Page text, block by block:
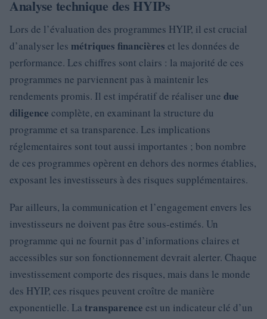
Analyse technique des HYIPs
Lors de l’évaluation des programmes HYIP, il est crucial
d’analyser les métriques financières et les données de
performance. Les chiffres sont clairs : la majorité de ces
programmes ne parviennent pas à maintenir les
rendements promis. Il est impératif de réaliser une due
diligence complète, en examinant la structure du
programme et sa transparence. Les implications
réglementaires sont tout aussi importantes ; bon nombre
de ces programmes opèrent en dehors des normes établies,
exposant les investisseurs à des risques supplémentaires.
Par ailleurs, la communication et l’engagement envers les
investisseurs ne doivent pas être sous-estimés. Un
programme qui ne fournit pas d’informations claires et
accessibles sur son fonctionnement devrait alerter. Chaque
investissement comporte des risques, mais dans le monde
des HYIP, ces risques peuvent croître de manière
exponentielle. La transparence est un indicateur clé d’un